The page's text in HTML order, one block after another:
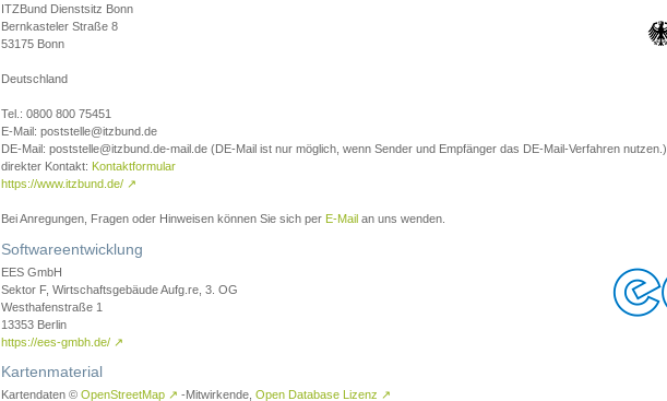
ITZBund Dienstsitz Bonn
Bernkasteler Straße 8
53175 Bonn
Deutschland
Tel.: 0800 800 75451
E-Mail: poststelle@itzbund.de
DE-Mail: poststelle@itzbund.de-mail.de (DE-Mail ist nur möglich, wenn Sender und Empfänger das DE-Mail-Verfahren nutzen.)
direkter Kontakt: Kontaktformular
https://www.itzbund.de/ ↗
Bei Anregungen, Fragen oder Hinweisen können Sie sich per E-Mail an uns wenden.
Softwareentwicklung
EES GmbH
Sektor F, Wirtschaftsgebäude Aufg.re, 3. OG
Westhafenstraße 1
13353 Berlin
https://ees-gmbh.de/ ↗
Kartenmaterial
Kartendaten © OpenStreetMap ↗ -Mitwirkende, Open Database Lizenz ↗